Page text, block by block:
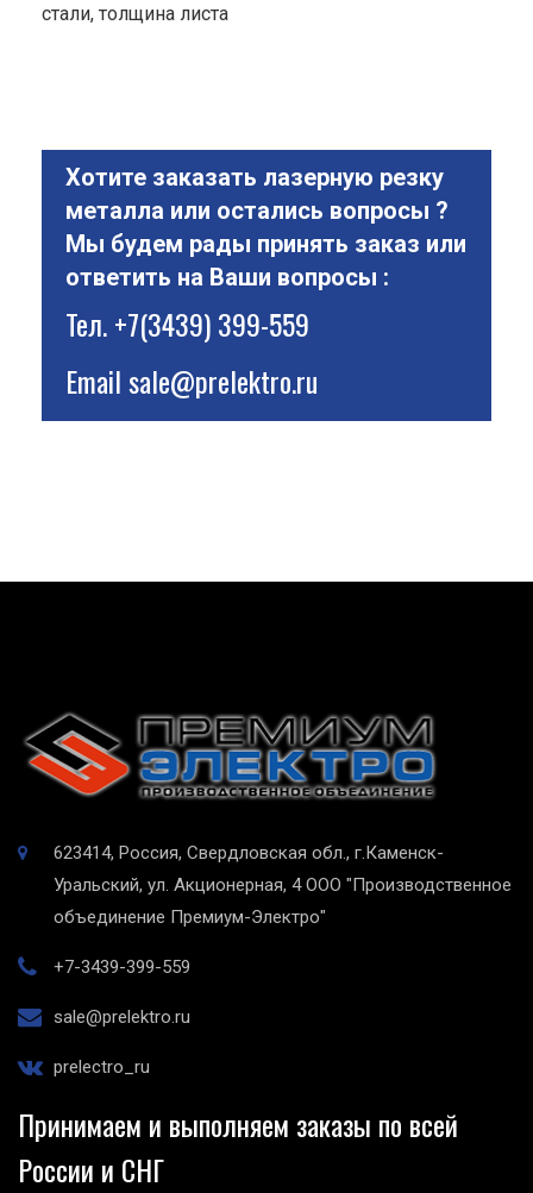
стали, толщина листа
Хотите заказать лазерную резку
металла или остались вопросы ?
Мы будем рады принять заказ или
ответить на Ваши вопросы :
Тел.+7(3439) 399-559
Emailsale@prelektro.ru
623414, Россия, Свердловская обл., г.Каменск-
Уральский, ул. Акционерная, 4 ООО "Производственное
объединение Премиум-Электро"
+7-3439-399-559
sale@prelektro.ru
prelectro_ru
Принимаем и выполняем заказы по всей
России и СНГ